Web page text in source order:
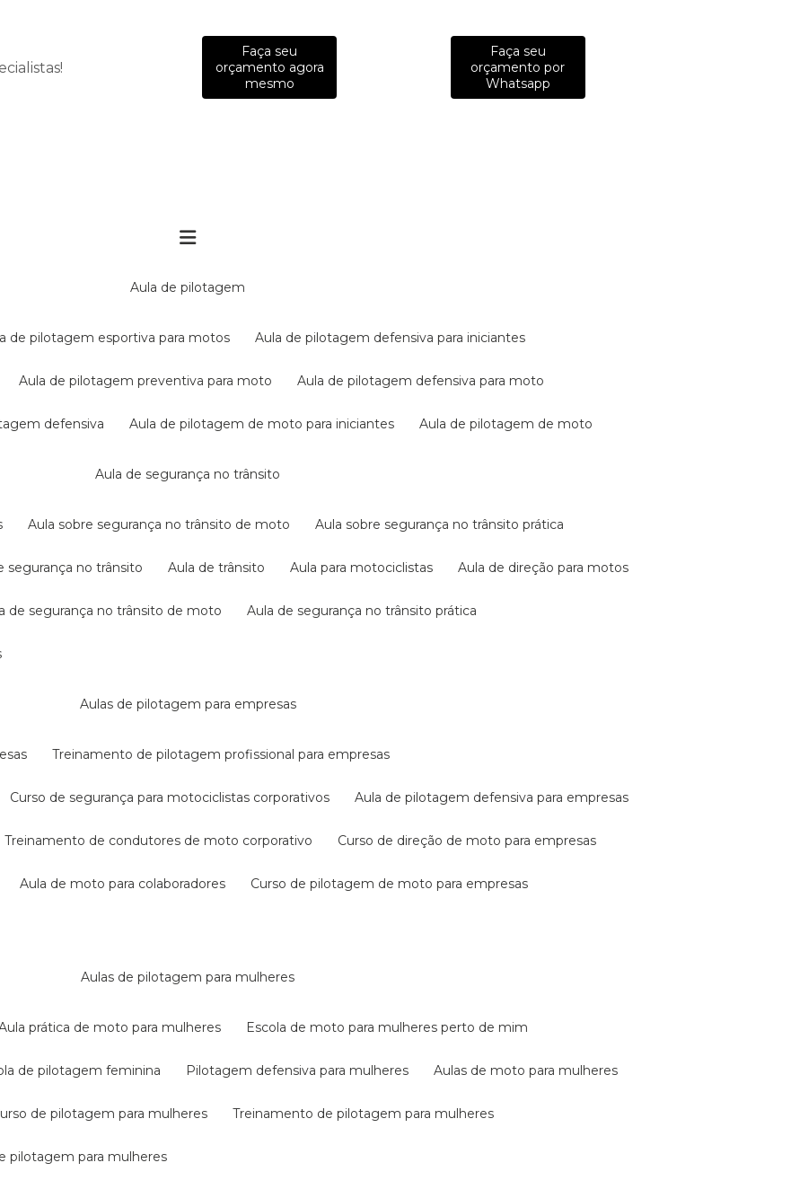
Faça seu
orçamento agora
mesmo
Faça seu
orçamento por
Whatsapp
aula de pilotagem
de pilotagem esportiva para motos aula de pilotagem defensiva para iniciantes
aula de pilotagem preventiva para moto aula de pilotagem defensiva para moto
defensiva aula de pilotagem de moto para iniciantes aula de pilotagem de moto
aula de segurança no trânsito
aula sobre segurança no trânsito de moto aula sobre segurança no trânsito prática
segurança no trânsito aula de trânsito aula para motociclistas aula de direção para motos
de segurança no trânsito de moto aula de segurança no trânsito prática
aulas de pilotagem para empresas
treinamento de pilotagem profissional para empresas
curso de segurança para motociclistas corporativos aula de pilotagem defensiva para empresas
treinamento de condutores de moto corporativo curso de direção de moto para empresas
aula de moto para colaboradores curso de pilotagem de moto para empresas
aulas de pilotagem para mulheres
aula prática de moto para mulheres escola de moto para mulheres perto de mim
de pilotagem feminina pilotagem defensiva para mulheres aulas de moto para mulheres
curso de pilotagem para mulheres treinamento de pilotagem para mulheres
pilotagem para mulheres